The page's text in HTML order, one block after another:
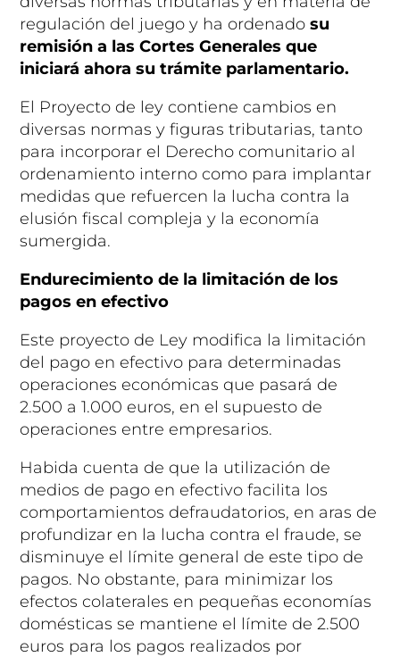
regulación del juego y ha ordenadosu
remisión a las Cortes Generales que
iniciará ahora su trámite parlamentario.
El Proyecto de ley contiene cambios en
diversas normas y figuras tributarias, tanto
para incorporar el Derecho comunitario al
ordenamiento interno como para implantar
medidas que refuercen la lucha contra la
elusión fiscal compleja y la economía
sumergida.
Endurecimiento de la limitación de los
pagos en efectivo
Este proyecto de Ley modifica la limitación
del pago en efectivo para determinadas
operaciones económicas que pasará de
2.500 a 1.000 euros, en el supuesto de
operaciones entre empresarios.
Habida cuenta de que la utilización de
medios de pago en efectivo facilita los
comportamientos defraudatorios, en aras de
profundizar en la lucha contra el fraude, se
disminuye el límite general de este tipo de
pagos. No obstante, para minimizar los
efectos colaterales en pequeñas economías
domésticas se mantiene el límite de 2.500
euros para los pagos realizados por